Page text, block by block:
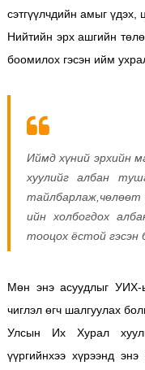
сэтгүүлчдийн амыг үдэх,
Нийтийн эрх ашгийн
боомилох гэсэн ийм
Иймд хүний эрхийн
хуулийг албан
тайлбарлаж,чөлөөт
ийн холбогдох
тооцох ёстой гэсэн
Мөн энэ асуудлыг
чиглэл өгч шалгуулах
Улсын Их Хурал
үүргийнхээ хүрээнд